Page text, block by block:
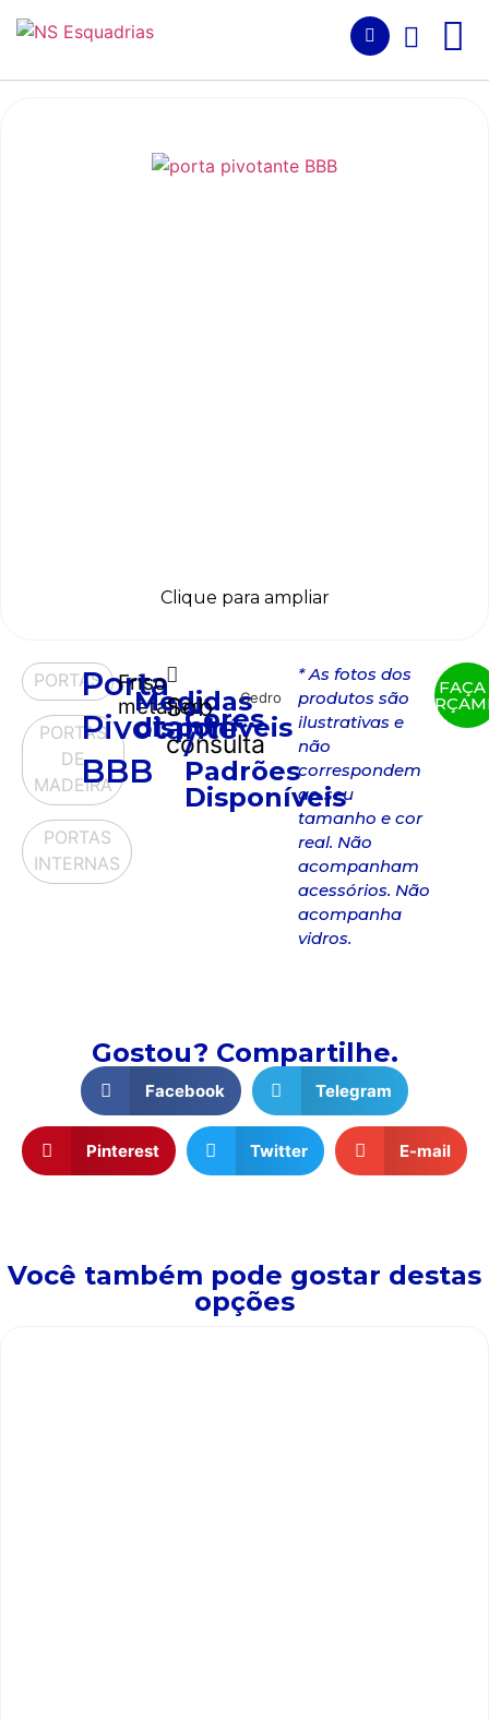
Clique para ampliar
PORTAS
PORTAS
DE
MADEIRA
PORTAS
INTERNAS
Porta
Pivotante
BBB
Friso
metálico
Medidas
disponíveis
Sob
consulta
Cores
/
Padrões
Disponíveis
Cedro
* As fotos dos
produtos são
ilustrativas e
não
correspondem
ao seu
tamanho e cor
real. Não
acompanham
acessórios. Não
acompanha
vidros.
Gostou? Compartilhe.
Facebook Telegram
Pinterest Twitter E-mail
Você também pode gostar destas
opções